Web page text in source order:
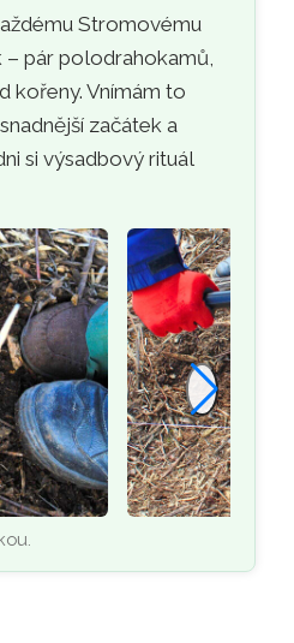
Stromovému
pár polodrahokamů,
kořeny. Vnímám to
začátek a
si výsadbový rituál